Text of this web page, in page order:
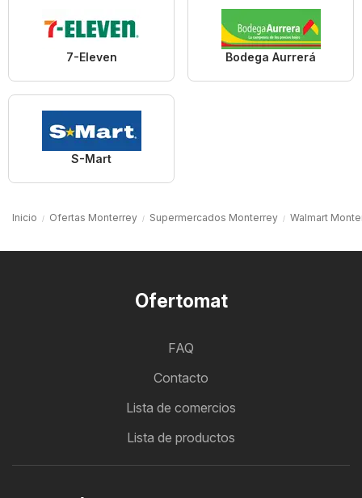
7-Eleven Bodega Aurrerá
S-Mart
Inicio Ofertas Monterrey Supermercados Monterrey Walmart
Ofertomat
FAQ
Contacto
Lista de comercios
Lista de productos